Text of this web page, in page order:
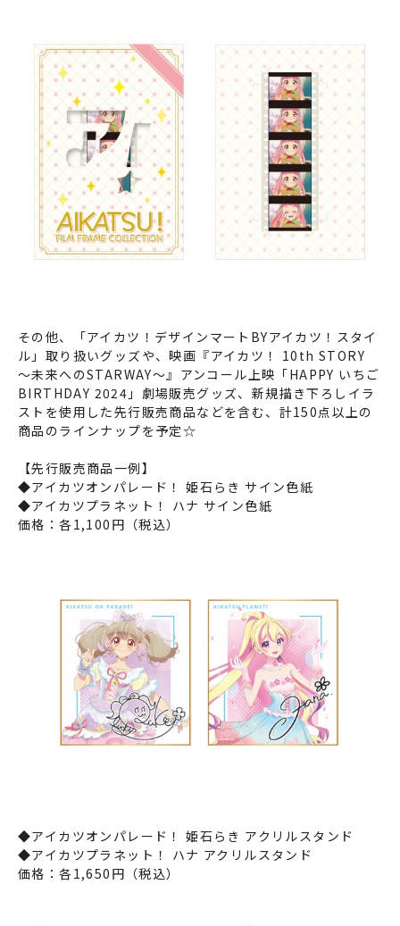
その他、「アイカツ！デザインマートBYアイカツ！スタイ
ル」取り扱いグッズや、映画『アイカツ！ 10th STORY
～未来へのSTARWAY～』アンコール上映「HAPPY いちご
BIRTHDAY 2024」劇場販売グッズ、新規描き下ろしイラ
ストを使用した先行販売商品などを含む、計150点以上の
商品のラインナップを予定☆
【先行販売商品一例】
◆アイカツオンパレード！ 姫石らき サイン色紙
◆アイカツプラネット！ ハナ サイン色紙
価格：各1,100円（税込）
◆アイカツオンパレード！ 姫石らき アクリルスタンド
◆アイカツプラネット！ ハナ アクリルスタンド
価格：各1,650円（税込）